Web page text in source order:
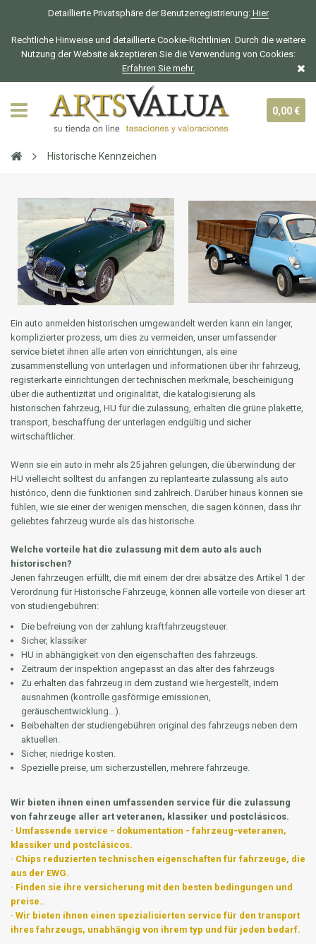
Detaillierte Privatsphäre der Benutzerregistrierung:Hier
Rechtliche Hinweise und detaillierte Cookie-Richtlinien. Durch die weitere
Nutzung der Website akzeptieren Sie die Verwendung von Cookies:
Erfahren Sie mehr.
0,00 €
Historische Kennzeichen
Ein auto anmelden historischen umgewandelt werden kann ein langer,
komplizierter prozess, um dies zu vermeiden, unser umfassender
service bietet ihnen alle arten von einrichtungen, als eine
zusammenstellung von unterlagen und informationen über ihr fahrzeug,
registerkarte einrichtungen der technischen merkmale, bescheinigung
über die authentizität und originalität, die katalogisierung als
historischen fahrzeug, HU für die zulassung, erhalten die grüne plakette,
transport, beschaffung der unterlagen endgültig und sicher
wirtschaftlicher.
Wenn sie ein auto in mehr als 25 jahren gelungen, die überwindung der
HU vielleicht solltest du anfangen zu replantearte zulassung als auto
histórico, denn die funktionen sind zahlreich. Darüber hinaus können sie
fühlen, wie sie einer der wenigen menschen, die sagen können, dass ihr
geliebtes fahrzeug wurde als das historische.
Welche vorteile hat die zulassung mit dem auto als auch
historischen?
Jenen fahrzeugen erfüllt, die mit einem der drei absätze des Artikel 1 der
Verordnung für Historische Fahrzeuge, können alle vorteile von dieser art
von studiengebühren:
Die befreiung von der zahlung kraftfahrzeugsteuer.
Sicher, klassiker
HU in abhängigkeit von den eigenschaften des fahrzeugs.
Zeitraum der inspektion angepasst an das alter des fahrzeugs
Zu erhalten das fahrzeug in dem zustand wie hergestellt, indem
ausnahmen (kontrolle gasförmige emissionen,
geräuschentwicklung...).
Beibehalten der studiengebühren original des fahrzeugs neben dem
aktuellen.
Sicher, niedrige kosten.
Spezielle preise, um sicherzustellen, mehrere fahrzeuge.
Wir bieten ihnen einen umfassenden service für die zulassung
von fahrzeuge aller art veteranen, klassiker und postclásicos.
· Umfassende service - dokumentation - fahrzeug-veteranen,
klassiker und postclásicos.
· Chips reduzierten technischen eigenschaften für fahrzeuge, die
aus der EWG.
· Finden sie ihre versicherung mit den besten bedingungen und
preise..
· Wir bieten ihnen einen spezialisierten service für den transport
ihres fahrzeugs, unabhängig von ihrem typ und für jeden bedarf.